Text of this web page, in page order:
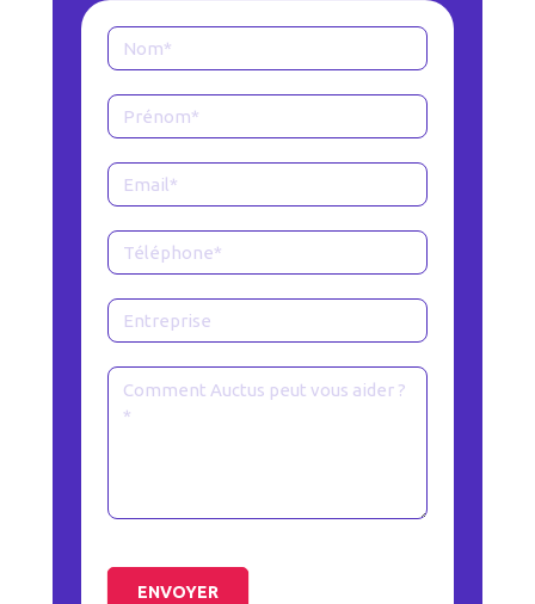
Formulaire
Page
contact
ENVOYER